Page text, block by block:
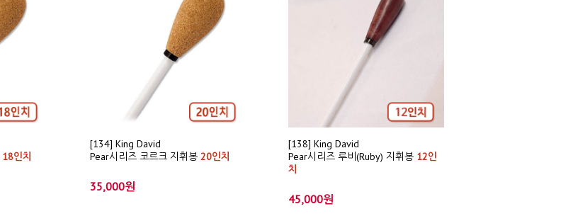
18인치
[134] King David
Pear시리즈 코르크 지휘봉 20인치
35,000원
[138] King David
Pear시리즈 루비(Ruby) 지휘봉 12인
치
45,000원